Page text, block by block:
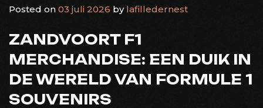
Posted on 03 juli 2026 by lafilledernest
ZANDVOORT F1
MERCHANDISE: EEN DUIK IN
DE WERELD VAN FORMULE 1
SOUVENIRS